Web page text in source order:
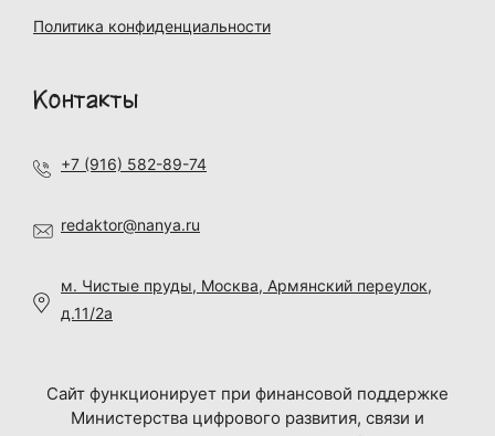
Политика конфиденциальности
Контакты
+7 (916) 582-89-74
redaktor@nanya.ru
м. Чистые пруды, Москва, Армянский переулок,
д.11/2а
Сайт функционирует при финансовой поддержке
Министерства цифрового развития, связи и